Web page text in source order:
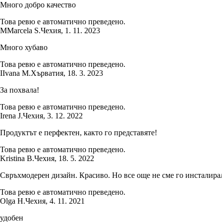
Много добро качество
Това ревю е автоматично преведено.
MMarcela S.Чехия, 1. 11. 2023
Много хубаво
Това ревю е автоматично преведено.
IIvana M.Хърватия, 18. 3. 2023
За похвала!
Това ревю е автоматично преведено.
Irena J.Чехия, 3. 12. 2022
Продуктът е перфектен, както го представяте!
Това ревю е автоматично преведено.
Kristina B.Чехия, 18. 5. 2022
Свръхмодерен дизайн. Красиво. Но все още не сме го
Това ревю е автоматично преведено.
Olga H.Чехия, 4. 11. 2021
удобен